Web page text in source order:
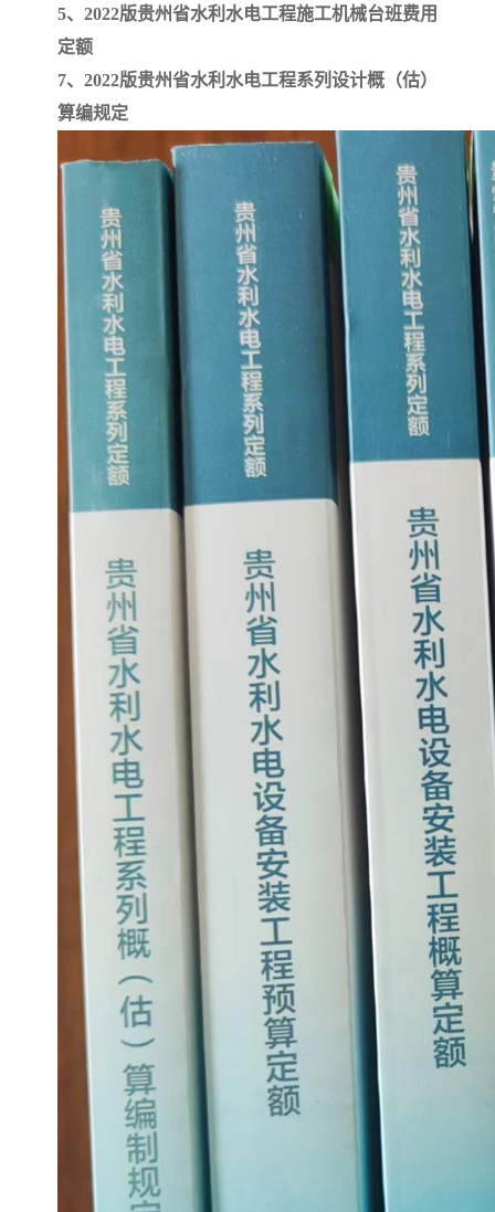
5、2022版贵州省水利水电工程施工机械台班费用
定额
7、2022版贵州省水利水电工程系列设计概（估）
算编规定
云南省建设工程预算定额
陕西省水利工程概预算定
冶金工业建设工程概算定 河北省建设工程消耗量定
天津建设工程预算定额 20kv及以下配电网工程预
广东省水利水电概预算定 全国消耗量工程定额
四川省清单计价定额 北京市建设工程消耗量定